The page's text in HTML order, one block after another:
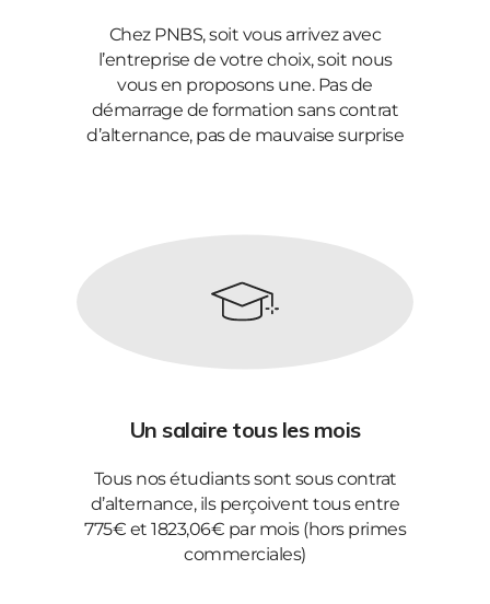
Chez PNBS, soit vous arrivez avec
l’entreprise de votre choix, soit nous
vous en proposons une. Pas de
démarrage de formation sans contrat
d’alternance, pas de mauvaise surprise
Un salaire tous les mois
Tous nos étudiants sont sous contrat
d’alternance, ils perçoivent tous entre
775€ et 1823,06€ par mois (hors primes
commerciales)